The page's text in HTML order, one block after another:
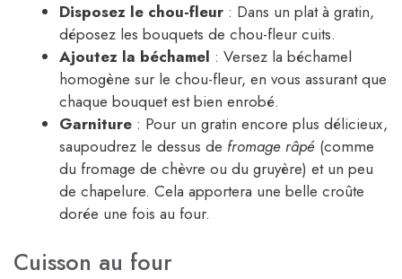
Disposez le chou-fleur : Dans un plat à gratin,
déposez les bouquets de chou-fleur cuits.
Ajoutez la béchamel : Versez la béchamel
homogène sur le chou-fleur, en vous assurant que
chaque bouquet est bien enrobé.
Garniture : Pour un gratin encore plus délicieux,
saupoudrez le dessus de fromage râpé (comme
du fromage de chèvre ou du gruyère) et un peu
de chapelure. Cela apportera une belle croûte
dorée une fois au four.
Cuisson au four